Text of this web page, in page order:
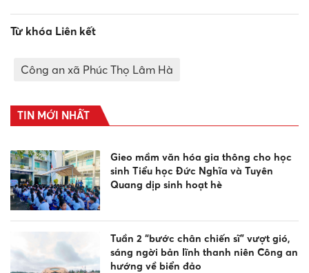
Từ khóa Liên kết
Công an xã Phúc Thọ Lâm Hà
TIN MỚI NHẤT
Gieo mầm văn hóa gia thông cho học
sinh Tiểu học Đức Nghĩa và Tuyên
Quang dịp sinh hoạt hè
Tuần 2 “bước chân chiến sĩ” vượt gió,
sáng ngời bản lĩnh thanh niên Công an
hướng về biển đảo